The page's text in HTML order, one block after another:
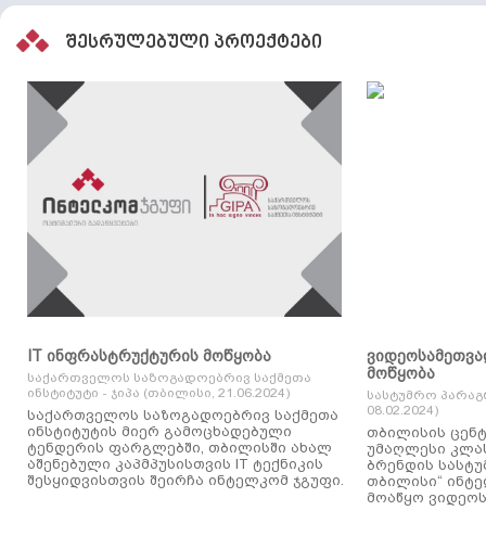
შესრულებული პროექტები
IT ინფრასტრუქტურის მოწყობა
საქართველოს საზოგადოებრივ საქმეთა
ინსტიტუტი - ჯიპა (თბილისი, 21.06.2024)
საქართველოს საზოგადოებრივ საქმეთა
ინსტიტუტის მიერ გამოცხადებული
ტენდერის ფარგლებში, თბილისში ახალ
აშენებული კაპმპუსისთვის IT ტექნიკის
შესყიდვისთვის შეირჩა ინტელკომ ჯგუფი.
მოწყობა
სასტუმრო
08.02.2024)
თბილისის
უმაღლესი
ბრენდის
თბილისი“
მოაწყო